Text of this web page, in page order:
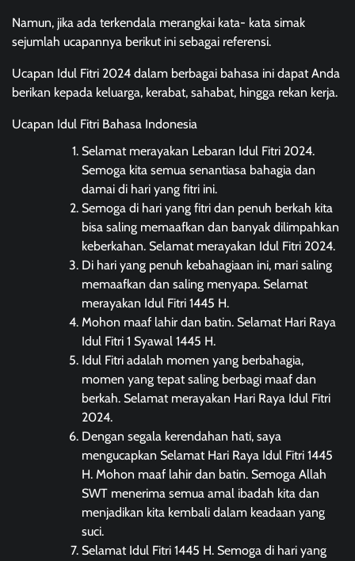
Namun, jika ada terkendala merangkai kata- kata simak
sejumlah ucapannya berikut ini sebagai referensi.
Ucapan Idul Fitri 2024 dalam berbagai bahasa ini dapat Anda
berikan kepada keluarga, kerabat, sahabat, hingga rekan kerja.
Ucapan Idul Fitri Bahasa Indonesia
Selamat merayakan Lebaran Idul Fitri 2024.
Semoga kita semua senantiasa bahagia dan
damai di hari yang fitri ini.
Semoga di hari yang fitri dan penuh berkah kita
bisa saling memaafkan dan banyak dilimpahkan
keberkahan. Selamat merayakan Idul Fitri 2024.
Di hari yang penuh kebahagiaan ini, mari saling
memaafkan dan saling menyapa. Selamat
merayakan Idul Fitri 1445 H.
Mohon maaf lahir dan batin. Selamat Hari Raya
Idul Fitri 1 Syawal 1445 H.
Idul Fitri adalah momen yang berbahagia,
momen yang tepat saling berbagi maaf dan
berkah. Selamat merayakan Hari Raya Idul Fitri
2024.
Dengan segala kerendahan hati, saya
mengucapkan Selamat Hari Raya Idul Fitri 1445
H. Mohon maaf lahir dan batin. Semoga Allah
SWT menerima semua amal ibadah kita dan
menjadikan kita kembali dalam keadaan yang
suci.
Selamat Idul Fitri 1445 H. Semoga di hari yang